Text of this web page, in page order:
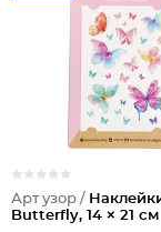
Арт узор /
Butterfly, 14 × 21 см